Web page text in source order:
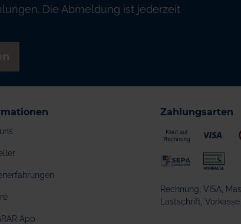
Die Abmeldung ist jederzeit
App
Zahlungsarten
Rechnung, VISA,
Lastschrift, Vorkasse